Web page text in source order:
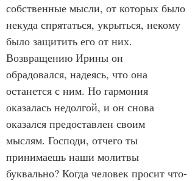
собственные мысли, от которых было
некуда спрятаться, укрыться, некому
было защитить его от них.
Возвращению Ирины он
обрадовался, надеясь, что она
останется с ним. Но гармония
оказалась недолгой, и он снова
оказался предоставлен своим
мыслям. Господи, отчего ты
принимаешь наши молитвы
буквально? Когда человек просит что-